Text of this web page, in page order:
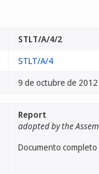
STLT/A/4/2
STLT/A/4
9 de octubre de 2012
Report
adopted by the
Documento completo